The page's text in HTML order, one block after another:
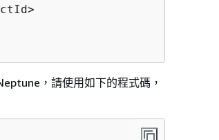
，請使用如下的程式碼，